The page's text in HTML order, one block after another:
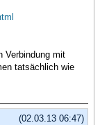
Verbindung mit
tatsächlich wie
(02.03.13 06:47)